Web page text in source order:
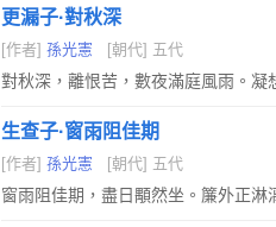
更漏子·對秋深
[作者] 孫光憲 [朝代] 五代
對秋深，離恨苦，數夜滿庭風雨。凝
生查子·窗雨阻佳期
[作者] 孫光憲 [朝代] 五代
窗雨阻佳期，盡日顒然坐。簾外正淋